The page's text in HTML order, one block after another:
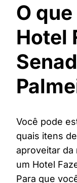
O
Hotel
Você pode
quais itens
aproveitar da
um Hotel
Para que